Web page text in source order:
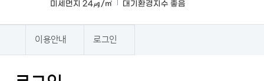
미세먼지 24㎍/㎥ 대기환경지수 좋음
이용안내 로그인